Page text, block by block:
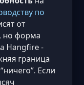
по
от
но форма
Hangfire -
граница
Если